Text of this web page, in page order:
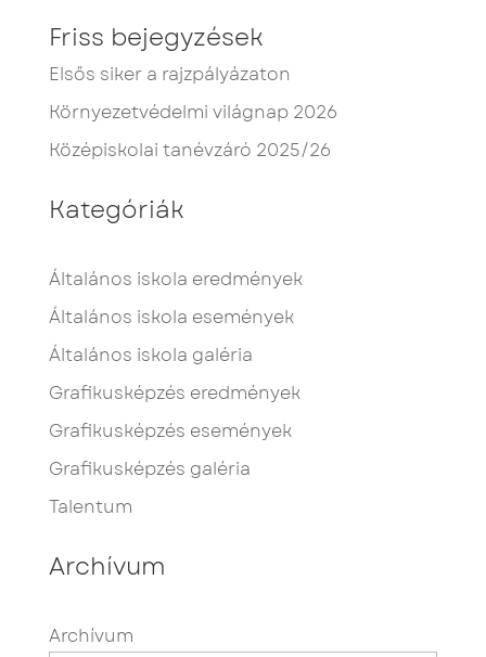
Friss bejegyzések
Elsős siker a rajzpályázaton
Környezetvédelmi világnap 2026
Középiskolai tanévzáró 2025/26
Kategóriák
Általános iskola eredmények
Általános iskola események
Általános iskola galéria
Grafikusképzés eredmények
Grafikusképzés események
Grafikusképzés galéria
Talentum
Archívum
Archívum